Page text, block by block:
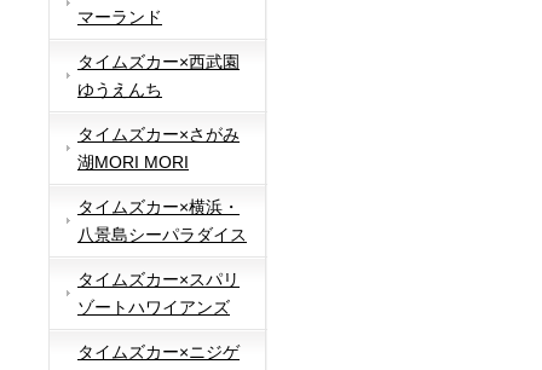
マーランド
タイムズカー×西武園
ゆうえんち
タイムズカー×さがみ
湖MORI MORI
タイムズカー×横浜・
八景島シーパラダイス
タイムズカー×スパリ
ゾートハワイアンズ
タイムズカー×ニジゲ